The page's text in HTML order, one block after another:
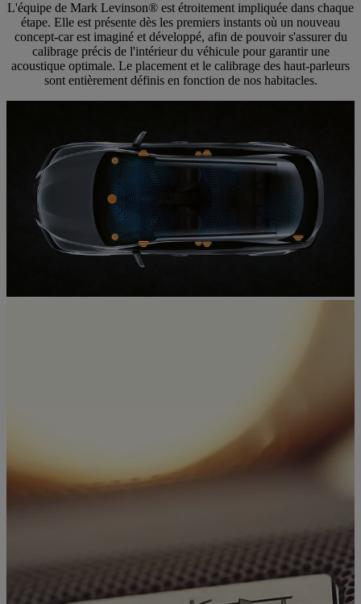
L'équipe de Mark Levinson® est étroitement impliquée dans chaque
étape. Elle est présente dès les premiers instants où un nouveau
concept-car est imaginé et développé, afin de pouvoir s'assurer du
calibrage précis de l'intérieur du véhicule pour garantir une
acoustique optimale. Le placement et le calibrage des haut-parleurs
sont entièrement définis en fonction de nos habitacles.